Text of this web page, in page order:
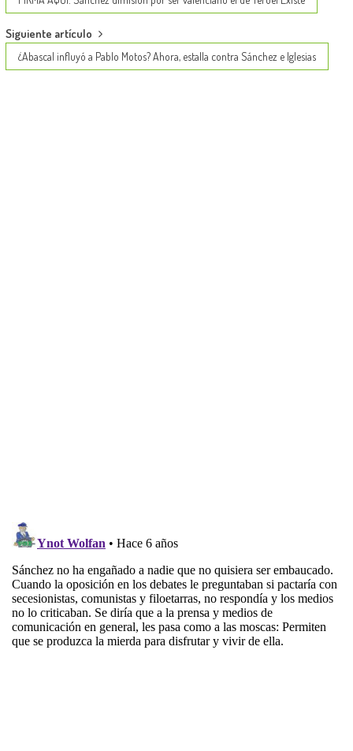
navigation
Siguiente artículo
¿Abascal influyó a Pablo Motos? Ahora, estalla contra Sánchez e Iglesias